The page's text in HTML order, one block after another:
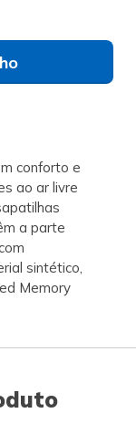
conforto e
ao ar livre
a parte
sintético,
Memory